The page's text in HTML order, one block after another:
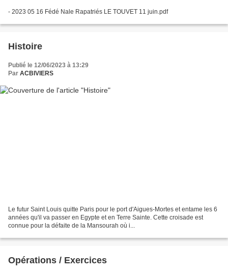
- 2023 05 16 Fédé Nale Rapatriés LE TOUVET 11 juin.pdf
Histoire
Publié le 12/06/2023 à 13:29
Par ACBIVIERS
Le futur Saint Louis quitte Paris pour le port d'Aigues-Mortes et entame les 6
années qu'il va passer en Egypte et en Terre Sainte. Cette croisade est
connue pour la défaite de la Mansourah où i...
Opérations / Exercices